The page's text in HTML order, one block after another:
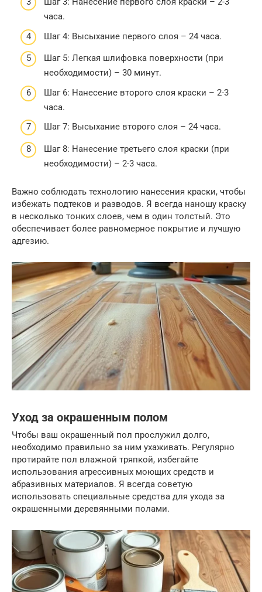
часа.
Шаг 4: Высыхание первого слоя – 24 часа.
Шаг 5: Легкая шлифовка поверхности (при
необходимости) – 30 минут.
Шаг 6: Нанесение второго слоя краски – 2-3
часа.
Шаг 7: Высыхание второго слоя – 24 часа.
Шаг 8: Нанесение третьего слоя краски (при
необходимости) – 2-3 часа.
Важно соблюдать технологию нанесения краски, чтобы
избежать подтеков и разводов. Я всегда наношу краску
в несколько тонких слоев, чем в один толстый. Это
обеспечивает более равномерное покрытие и лучшую
адгезию.
Уход за окрашенным полом
Чтобы ваш окрашенный пол прослужил долго,
необходимо правильно за ним ухаживать. Регулярно
протирайте пол влажной тряпкой, избегайте
использования агрессивных моющих средств и
абразивных материалов. Я всегда советую
использовать специальные средства для ухода за
окрашенными деревянными полами.